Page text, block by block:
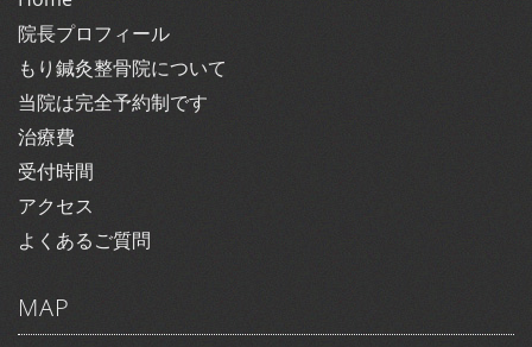
院長プロフィール
もり鍼灸整骨院について
当院は完全予約制です
治療費
受付時間
アクセス
よくあるご質問
MAP